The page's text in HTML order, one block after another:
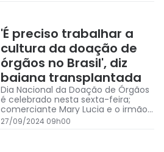
'É preciso trabalhar a
cultura da doação de
órgãos no Brasil', diz
baiana transplantada
Dia Nacional da Doação de Órgãos
é celebrado nesta sexta-feira;
comerciante Mary Lucia e o irmão
foram beneficiados com
transplantes de fígado
27/09/2024 09h00